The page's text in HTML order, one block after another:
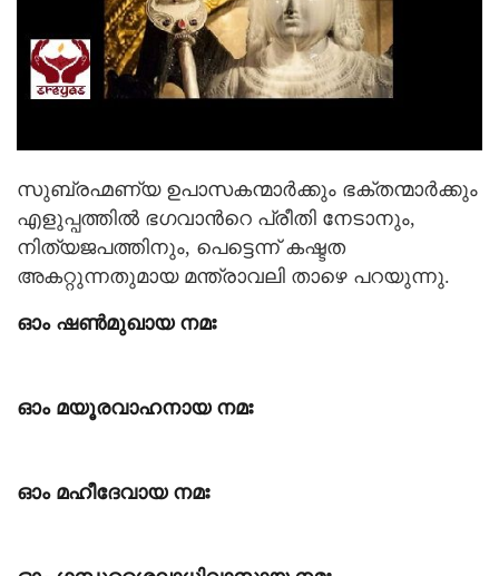
സുബ്രഹ്മണ്യ ഉപാസകന്മാര്‍ക്കും ഭക്തന്മാര്‍ക്കും
എളുപ്പത്തില്‍ ഭഗവാന്‍റെ പ്രീതി നേടാനും,
നിത്യജപത്തിനും, പെട്ടെന്ന് കഷ്ടത
അകറ്റുന്നതുമായ മന്ത്രാവലി താഴെ പറയുന്നു.
ഓം ഷണ്‍മുഖായ നമഃ
ഓം മയൂരവാഹനായ നമഃ
ഓം മഹീദേവായ നമഃ